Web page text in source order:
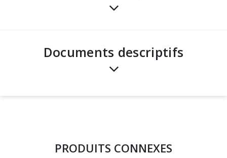
Documents descriptifs
PRODUITS CONNEXES